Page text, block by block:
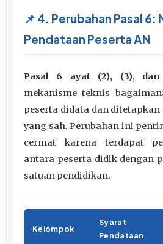
📌 4. Perubahan Pasal 6:
Pendataan Peserta AN
Pasal 6 ayat (2), (3), dan
mekanisme teknis
peserta didata dan ditetapkan
yang sah. Perubahan ini
cermat karena terdapat
antara peserta didik dengan
satuan pendidikan.
Kelompok
Syarat
Pendataan